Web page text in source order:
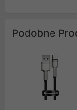
Podobne